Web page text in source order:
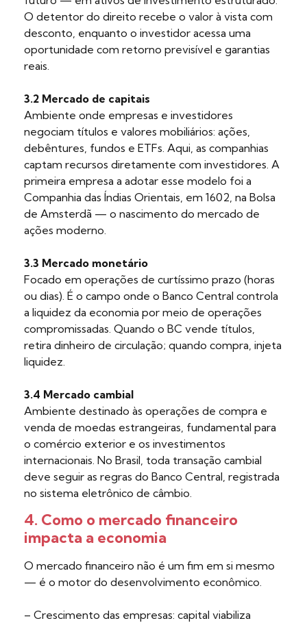
O detentor do direito recebe o valor à vista com
desconto, enquanto o investidor acessa uma
oportunidade com retorno previsível e garantias
reais.
3.2 Mercado de capitais
Ambiente onde empresas e investidores
negociam títulos e valores mobiliários: ações,
debêntures, fundos e ETFs. Aqui, as companhias
captam recursos diretamente com investidores. A
primeira empresa a adotar esse modelo foi a
Companhia das Índias Orientais, em 1602, na Bolsa
de Amsterdã — o nascimento do mercado de
ações moderno.
3.3 Mercado monetário
Focado em operações de curtíssimo prazo (horas
ou dias). É o campo onde o Banco Central controla
a liquidez da economia por meio de operações
compromissadas. Quando o BC vende títulos,
retira dinheiro de circulação; quando compra, injeta
liquidez.
3.4 Mercado cambial
Ambiente destinado às operações de compra e
venda de moedas estrangeiras, fundamental para
o comércio exterior e os investimentos
internacionais. No Brasil, toda transação cambial
deve seguir as regras do Banco Central, registrada
no sistema eletrônico de câmbio.
4. Como o mercado financeiro
impacta a economia
O mercado financeiro não é um fim em si mesmo
— é o motor do desenvolvimento econômico.
– Crescimento das empresas: capital viabiliza